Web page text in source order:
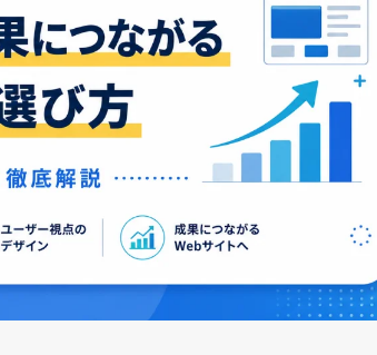
採用動画
企業動画
採用サイト制作
採用動画制作
採用パンフレット制作
採用ツール制作
採用支援(コンサルティング・求人媒体)
企業サイト制作
YouTube動画制作
企業動画制作
サービスサイト制作
商品サービス紹介動画制作
企業パンフレット制作
お役立ち情報
よくある質問
プライバシーポリシー